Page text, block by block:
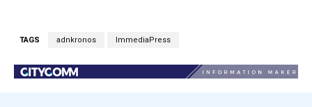
TAGS adnkronos ImmediaPress